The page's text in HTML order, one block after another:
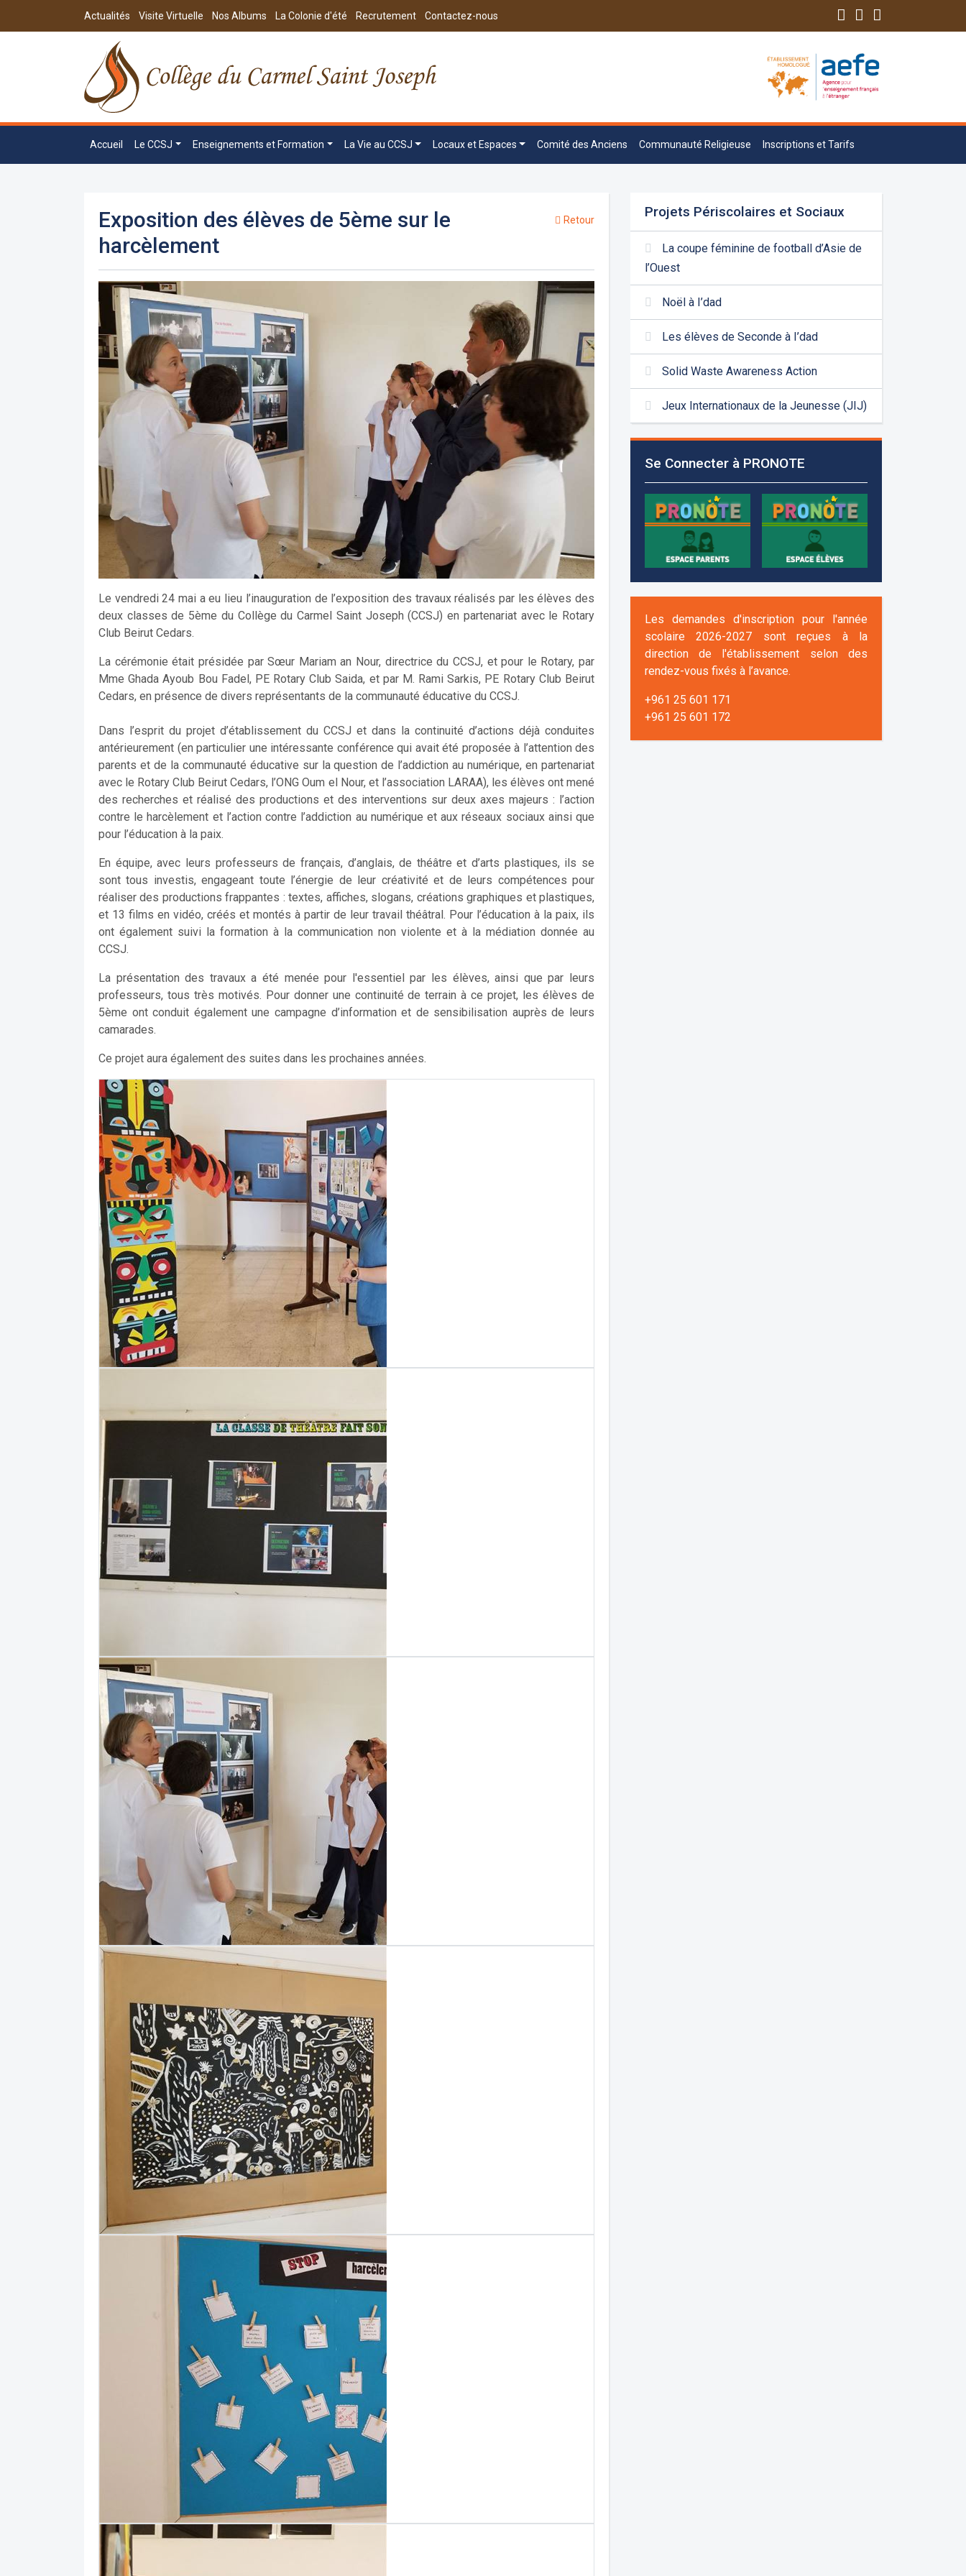
Actualités Visite Virtuelle Nos Albums La Colonie d'été Recrutement Contactez-nous
Accueil Le CCSJ Enseignements et Formation La Vie au CCSJ Locaux et Espaces Comité des Anciens Communauté Religieuse Inscriptions et Tarifs
Exposition des élèves de 5ème sur le
harcèlement
Retour
Le vendredi 24 mai a eu lieu l’inauguration de l’exposition des travaux réalisés par les élèves des
deux classes de 5ème du Collège du Carmel Saint Joseph (CCSJ) en partenariat avec le Rotary
Club Beirut Cedars.
La cérémonie était présidée par Sœur Mariam an Nour, directrice du CCSJ, et pour le Rotary, par
Mme Ghada Ayoub Bou Fadel, PE Rotary Club Saida, et par M. Rami Sarkis, PE Rotary Club Beirut
Cedars, en présence de divers représentants de la communauté éducative du CCSJ.
Dans l’esprit du projet d’établissement du CCSJ et dans la continuité d’actions déjà conduites
antérieurement (en particulier une intéressante conférence qui avait été proposée à l’attention des
parents et de la communauté éducative sur la question de l’addiction au numérique, en partenariat
avec le Rotary Club Beirut Cedars, l’ONG Oum el Nour, et l’association LARAA), les élèves ont mené
des recherches et réalisé des productions et des interventions sur deux axes majeurs : l’action
contre le harcèlement et l’action contre l’addiction au numérique et aux réseaux sociaux ainsi que
pour l’éducation à la paix.
En équipe, avec leurs professeurs de français, d’anglais, de théâtre et d’arts plastiques, ils se
sont tous investis, engageant toute l’énergie de leur créativité et de leurs compétences pour
réaliser des productions frappantes : textes, affiches, slogans, créations graphiques et plastiques,
et 13 films en vidéo, créés et montés à partir de leur travail théâtral. Pour l’éducation à la paix, ils
ont également suivi la formation à la communication non violente et à la médiation donnée au
CCSJ.
La présentation des travaux a été menée pour l'essentiel par les élèves, ainsi que par leurs
professeurs, tous très motivés. Pour donner une continuité de terrain à ce projet, les élèves de
5ème ont conduit également une campagne d’information et de sensibilisation auprès de leurs
camarades.
Ce projet aura également des suites dans les prochaines années.
Projets Périscolaires et Sociaux
La coupe féminine de football d’Asie de
l’Ouest
Noël à I’dad
Les élèves de Seconde à I’dad
Solid Waste Awareness Action
Jeux Internationaux de la Jeunesse (JIJ)
Se Connecter à PRONOTE
Les demandes d'inscription pour l'année
scolaire 2026-2027 sont reçues à la
direction de l'établissement selon des
rendez-vous fixés à l’avance.
+961 25 601 171
+961 25 601 172